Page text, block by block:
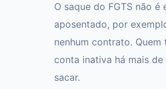
O saque do FGTS não
aposentado, por
nenhum contrato. Quem
conta inativa há mais
sacar.